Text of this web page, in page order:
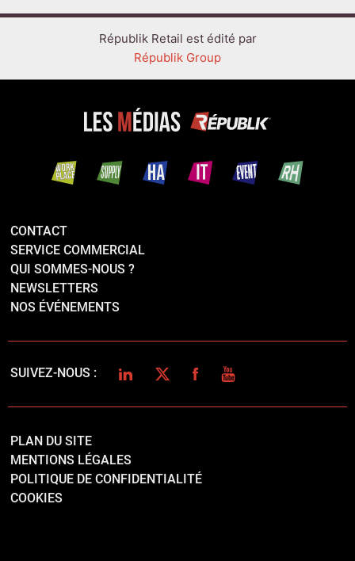
Républik Retail est édité par
Républik Group
CONTACT
SERVICE COMMERCIAL
QUI SOMMES-NOUS ?
NEWSLETTERS
NOS ÉVÉNEMENTS
SUIVEZ-NOUS : LINKEDINTWITTERFACEBOOK
YOUTUBE
PLAN DU SITE
MENTIONS LÉGALES
POLITIQUE DE CONFIDENTIALITÉ
COOKIES